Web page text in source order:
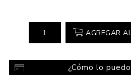
AGREGAR
¿Cómo lo